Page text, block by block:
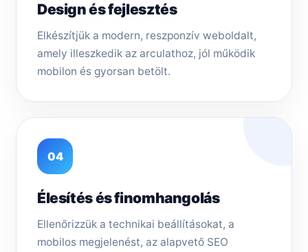
Design és fejlesztés
Elkészítjük a modern, reszponzív weboldalt,
amely illeszkedik az arculathoz, jól működik
mobilon és gyorsan betölt.
04
Élesítés és finomhangolás
Ellenőrizzük a technikai beállításokat, a
mobilos megjelenést, az alapvető SEO